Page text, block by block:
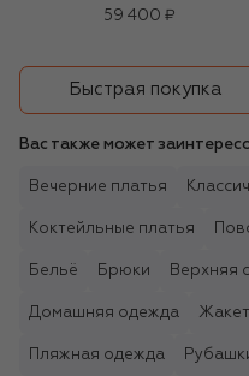
59 400 ₽
Быстрая покупка
Вас также может
Вечерние платья
Коктейльные платья
Бельё Брюки Верхняя
Домашняя одежда
Пляжная одежда